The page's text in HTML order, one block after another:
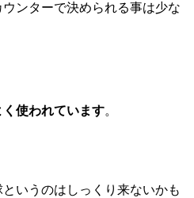
ンターで決められる事は少な
使われています。
いうのはしっくり来ないかも